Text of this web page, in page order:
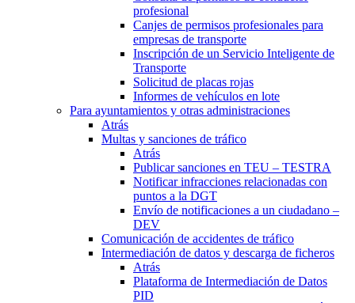
profesional
Canjes de permisos profesionales para
empresas de transporte
Inscripción de un Servicio Inteligente de
Transporte
Solicitud de placas rojas
Informes de vehículos en lote
Para ayuntamientos y otras administraciones
Atrás
Multas y sanciones de tráfico
Atrás
Publicar sanciones en TEU – TESTRA
Notificar infracciones relacionadas con
puntos a la DGT
Envío de notificaciones a un ciudadano –
DEV
Comunicación de accidentes de tráfico
Intermediación de datos y descarga de ficheros
Atrás
Plataforma de Intermediación de Datos
PID